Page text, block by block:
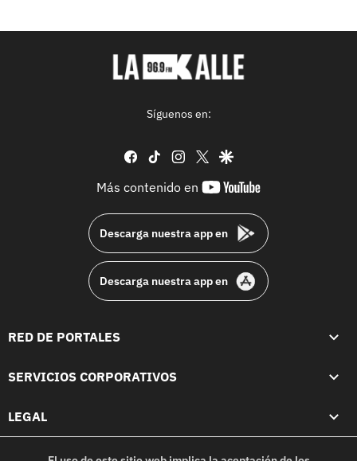
Síguenos en:
facebook
tiktok instagram
twittergoogle
Más contenido en
youtube-
Descarga nuestra app en
Descarga nuestra app en
RED DE PORTALES
SERVICIOS CORPORATIVOS
LEGAL